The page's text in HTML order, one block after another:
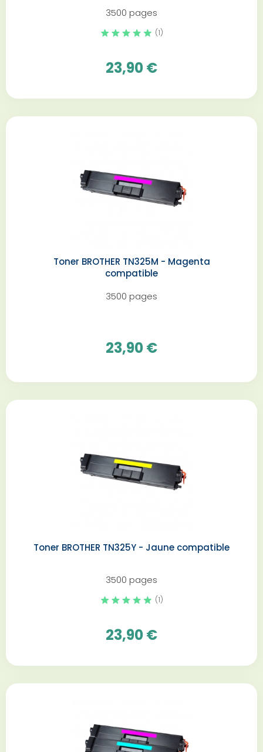
3500 pages
(1)
23,90 €
Toner BROTHER TN325M - Magenta
compatible
3500 pages
23,90 €
Toner BROTHER TN325Y - Jaune compatible
3500 pages
(1)
23,90 €